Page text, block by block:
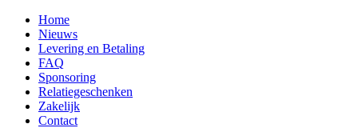
Home
Nieuws
Levering en Betaling
FAQ
Sponsoring
Relatiegeschenken
Zakelijk
Contact